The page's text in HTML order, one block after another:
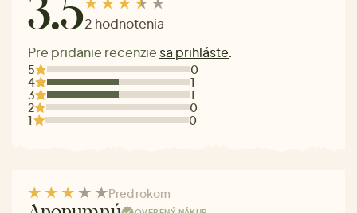
3.52 hodnotenia
Pre pridanie recenzie sa prihláste.
5
0
4
1
3
1
2
0
1
0
Pred rokom